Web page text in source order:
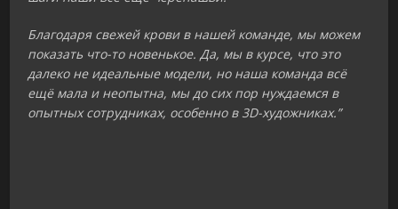
Благодаря свежей крови в нашей команде, мы можем
показать что-то новенькое. Да, мы в курсе, что это
далеко не идеальные модели, но наша команда всё
ещё мала и неопытна, мы до сих пор нуждаемся в
опытных сотрудниках, особенно в 3D-художниках.”